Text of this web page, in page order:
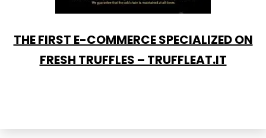
THE FIRST E-COMMERCE SPECIALIZED ON
FRESH TRUFFLES – TRUFFLEAT.IT